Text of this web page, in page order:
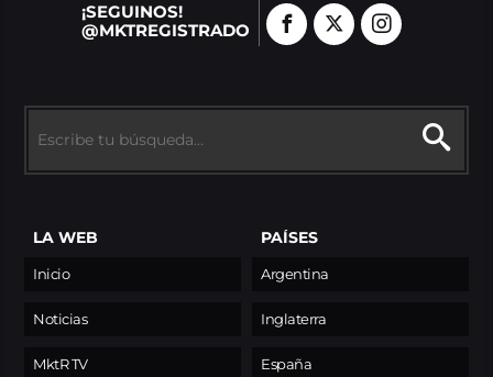
¡SEGUINOS!
@MKTREGISTRADO
LA WEB
Inicio
Noticias
MktR TV
PAÍSES
Argentina
Inglaterra
España